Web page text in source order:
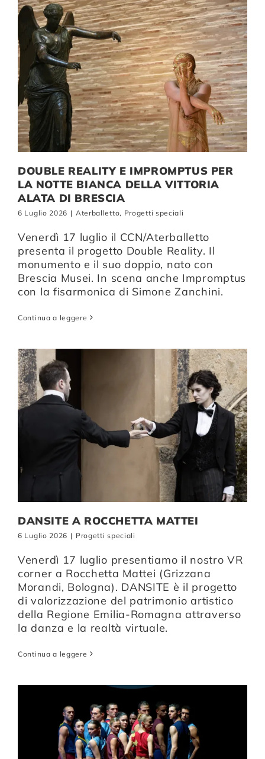
DOUBLE REALITY E IMPROMPTUS PER
LA NOTTE BIANCA DELLA VITTORIA
ALATA DI BRESCIA
6 Luglio 2026 | Aterballetto, Progetti speciali
Venerdì 17 luglio il CCN/Aterballetto
presenta il progetto Double Reality. Il
monumento e il suo doppio, nato con
Brescia Musei. In scena anche Impromptus
con la fisarmonica di Simone Zanchini.
Continua a leggere
DANSITE A ROCCHETTA MATTEI
6 Luglio 2026 | Progetti speciali
Venerdì 17 luglio presentiamo il nostro VR
corner a Rocchetta Mattei (Grizzana
Morandi, Bologna). DANSITE è il progetto
di valorizzazione del patrimonio artistico
della Regione Emilia-Romagna attraverso
la danza e la realtà virtuale.
Continua a leggere